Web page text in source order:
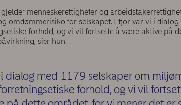
menneskerettigheter og
omdømmerisiko for selskapet. I fjor var vi i dialog
forhold, og vi vil fortsette å være aktive på
sier hun.
dialog med 1179 selskaper om
forhold, og vi vil